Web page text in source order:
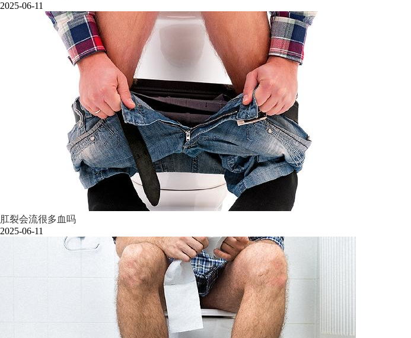
2025-06-11
肛裂会流很多血吗
2025-06-11